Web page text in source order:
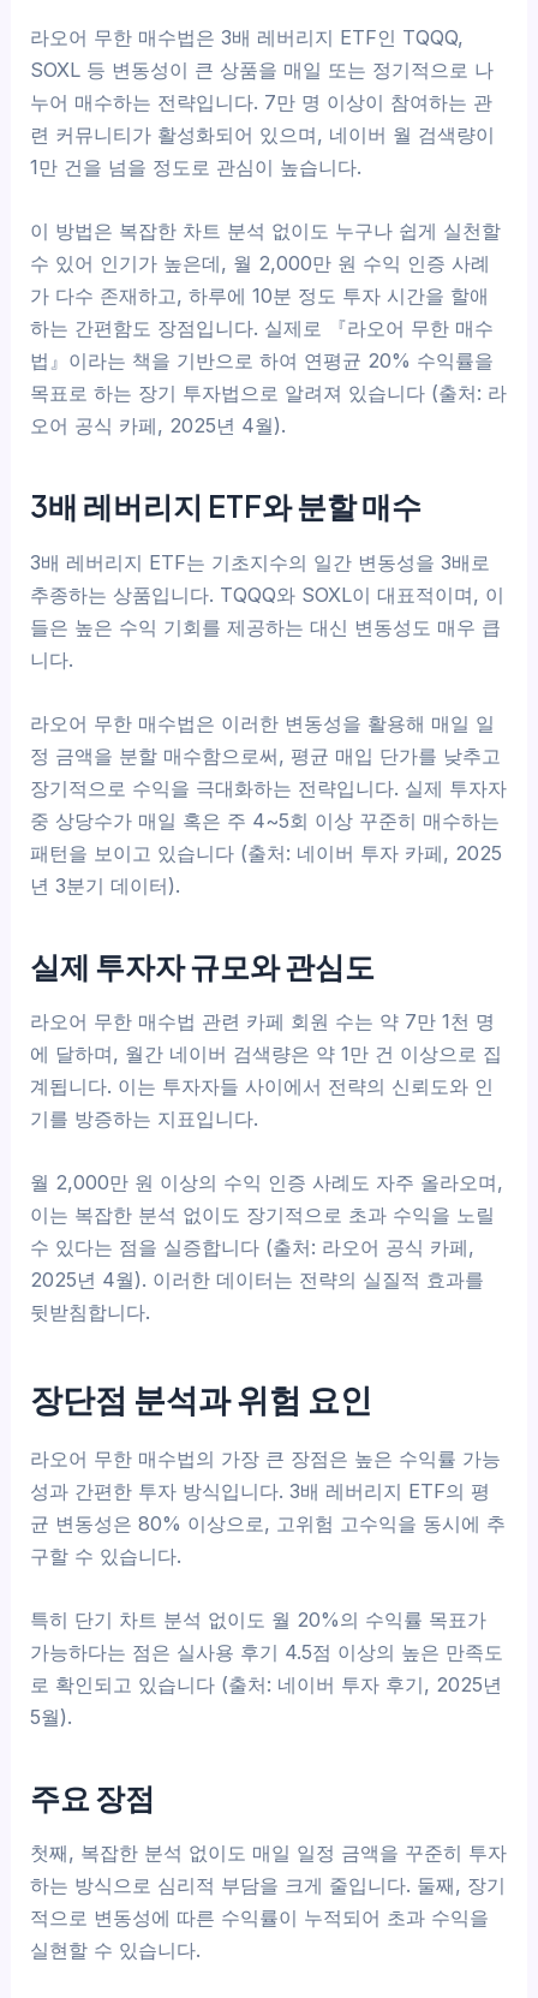
라오어 무한 매수법은 3배 레버리지 ETF인 TQQQ,
SOXL 등 변동성이 큰 상품을 매일 또는 정기적으로 나
누어 매수하는 전략입니다. 7만 명 이상이 참여하는 관
련 커뮤니티가 활성화되어 있으며, 네이버 월 검색량이
1만 건을 넘을 정도로 관심이 높습니다.
이 방법은 복잡한 차트 분석 없이도 누구나 쉽게 실천할
수 있어 인기가 높은데, 월 2,000만 원 수익 인증 사례
가 다수 존재하고, 하루에 10분 정도 투자 시간을 할애
하는 간편함도 장점입니다. 실제로 『라오어 무한 매수
법』이라는 책을 기반으로 하여 연평균 20% 수익률을
목표로 하는 장기 투자법으로 알려져 있습니다 (출처: 라
오어 공식 카페, 2025년 4월).
3배 레버리지 ETF와 분할 매수
3배 레버리지 ETF는 기초지수의 일간 변동성을 3배로
추종하는 상품입니다. TQQQ와 SOXL이 대표적이며, 이
들은 높은 수익 기회를 제공하는 대신 변동성도 매우 큽
니다.
라오어 무한 매수법은 이러한 변동성을 활용해 매일 일
정 금액을 분할 매수함으로써, 평균 매입 단가를 낮추고
장기적으로 수익을 극대화하는 전략입니다. 실제 투자자
중 상당수가 매일 혹은 주 4~5회 이상 꾸준히 매수하는
패턴을 보이고 있습니다 (출처: 네이버 투자 카페, 2025
년 3분기 데이터).
실제 투자자 규모와 관심도
라오어 무한 매수법 관련 카페 회원 수는 약 7만 1천 명
에 달하며, 월간 네이버 검색량은 약 1만 건 이상으로 집
계됩니다. 이는 투자자들 사이에서 전략의 신뢰도와 인
기를 방증하는 지표입니다.
월 2,000만 원 이상의 수익 인증 사례도 자주 올라오며,
이는 복잡한 분석 없이도 장기적으로 초과 수익을 노릴
수 있다는 점을 실증합니다 (출처: 라오어 공식 카페,
2025년 4월). 이러한 데이터는 전략의 실질적 효과를
뒷받침합니다.
장단점 분석과 위험 요인
라오어 무한 매수법의 가장 큰 장점은 높은 수익률 가능
성과 간편한 투자 방식입니다. 3배 레버리지 ETF의 평
균 변동성은 80% 이상으로, 고위험 고수익을 동시에 추
구할 수 있습니다.
특히 단기 차트 분석 없이도 월 20%의 수익률 목표가
가능하다는 점은 실사용 후기 4.5점 이상의 높은 만족도
로 확인되고 있습니다 (출처: 네이버 투자 후기, 2025년
5월).
주요 장점
첫째, 복잡한 분석 없이도 매일 일정 금액을 꾸준히 투자
하는 방식으로 심리적 부담을 크게 줄입니다. 둘째, 장기
적으로 변동성에 따른 수익률이 누적되어 초과 수익을
실현할 수 있습니다.